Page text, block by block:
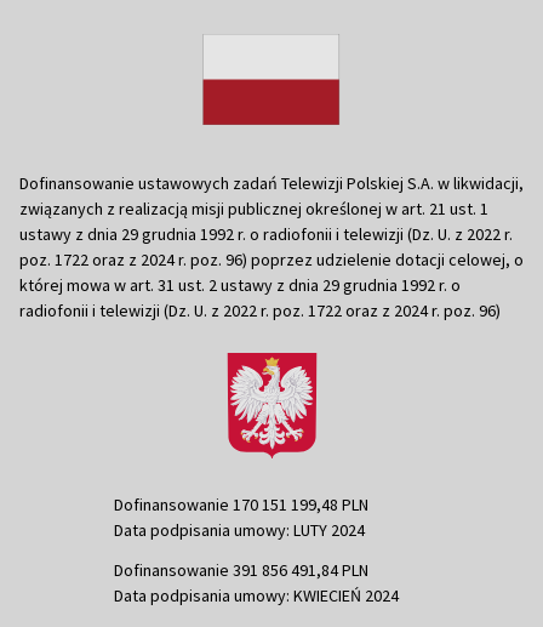
Dofinansowanie ustawowych zadań Telewizji Polskiej S.A. w likwidacji,
związanych z realizacją misji publicznej określonej w art. 21 ust. 1
ustawy z dnia 29 grudnia 1992 r. o radiofonii i telewizji (Dz. U. z 2022 r.
poz. 1722 oraz z 2024 r. poz. 96) poprzez udzielenie dotacji celowej, o
której mowa w art. 31 ust. 2 ustawy z dnia 29 grudnia 1992 r. o
radiofonii i telewizji (Dz. U. z 2022 r. poz. 1722 oraz z 2024 r. poz. 96)
Dofinansowanie 170 151 199,48 PLN
Data podpisania umowy: LUTY 2024
Dofinansowanie 391 856 491,84 PLN
Data podpisania umowy: KWIECIEŃ 2024